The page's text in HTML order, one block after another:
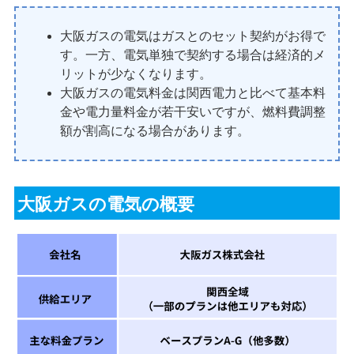
大阪ガスの電気はガスとのセット契約がお得で
す。一方、電気単独で契約する場合は経済的メ
リットが少なくなります。
大阪ガスの電気料金は関西電力と比べて基本料
金や電力量料金が若干安いですが、燃料費調整
額が割高になる場合があります。
大阪ガスの電気の概要